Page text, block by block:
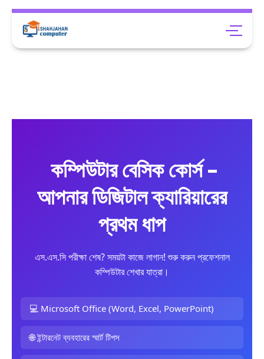
কম্পিউটার বেসিক কোর্স -
আপনার ডিজিটাল ক্যারিয়ারের
প্রথম ধাপ
এস.এস.সি পরীক্ষা শেষ? সময়টা কাজে লাগান! শুরু করুন প্রফেশনাল
কম্পিউটার শেখার যাত্রা।
💻 Microsoft Office (Word, Excel, PowerPoint)
🌐 ইন্টারনেট ব্যবহারের স্মার্ট টিপস